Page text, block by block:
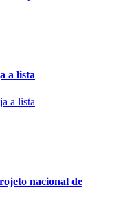
a lista
nacional de